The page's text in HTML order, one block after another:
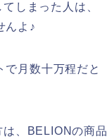
しまった人は、
んよ♪
月数十万程だと
、BELIONの商品